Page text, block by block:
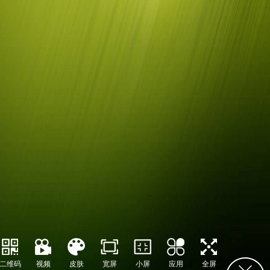
维码 视频 皮肤 宽屏 小屏 应用 全屏